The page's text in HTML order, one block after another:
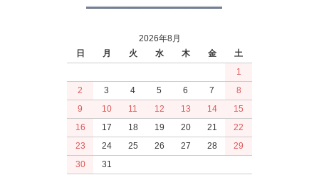
2026年8月
日
月 火 水 木 金
土
1
2
3 4 5 6 7
8
9
10 11 12 13 14
15
16
17 18 19 20 21
22
23
24 25 26 27 28
29
30
31